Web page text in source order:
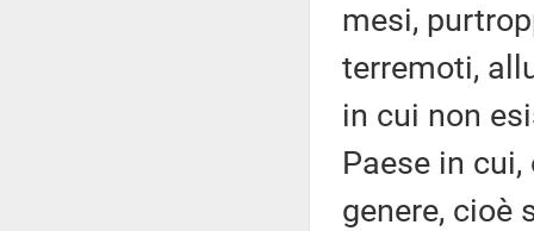
mesi,
terremoti,
in cui non
Paese in
genere, cioè